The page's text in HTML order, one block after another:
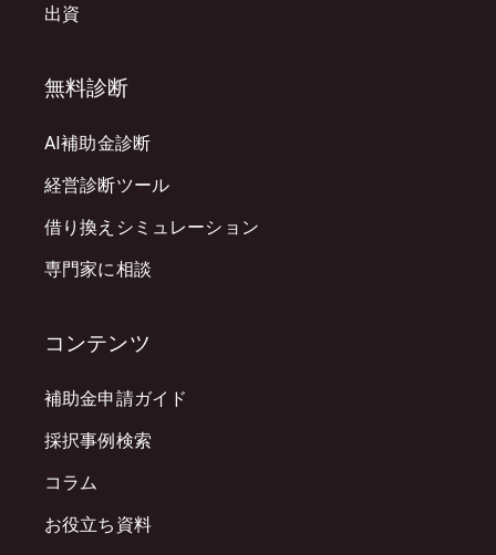
出資
無料診断
AI補助金診断
経営診断ツール
借り換えシミュレーション
専門家に相談
コンテンツ
補助金申請ガイド
採択事例検索
コラム
お役立ち資料